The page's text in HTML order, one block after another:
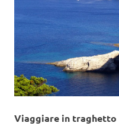
Viaggiare in traghetto